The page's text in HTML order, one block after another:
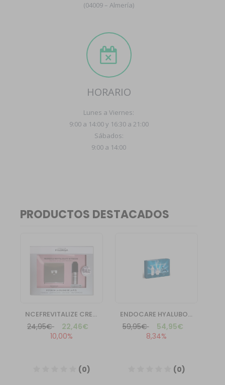
(04009 – Almería)
HORARIO
Lunes a Viernes:
9:00 a 14:00 y 16:30 a 21:00
Sábados:
9:00 a 14:00